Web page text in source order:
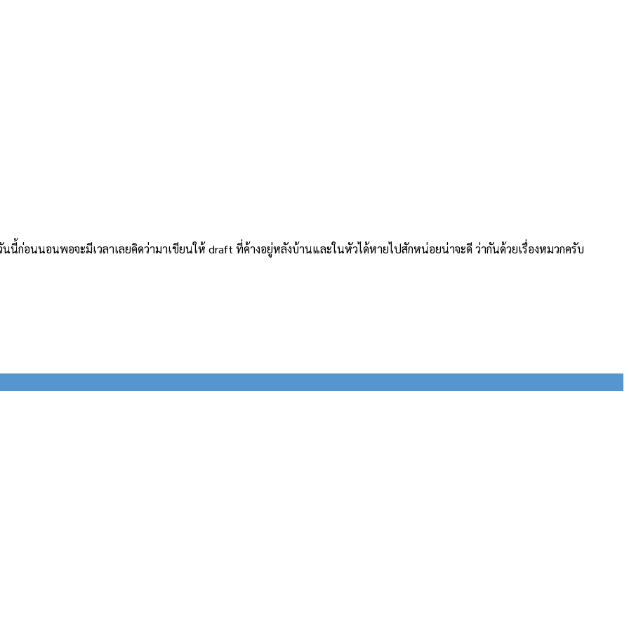
ก่อนนอนพอจะมีเวลาเลยคิดว่ามาเขียนให้ draft ที่ค้างอยู่หลังบ้านและในหัวได้หายไปสักหน่อยน่าจะดี ว่ากันด้วยเรื่องหมวกครับ